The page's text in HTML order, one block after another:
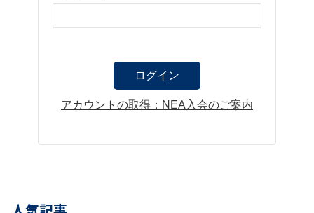
アカウントの取得：NEA入会のご案内